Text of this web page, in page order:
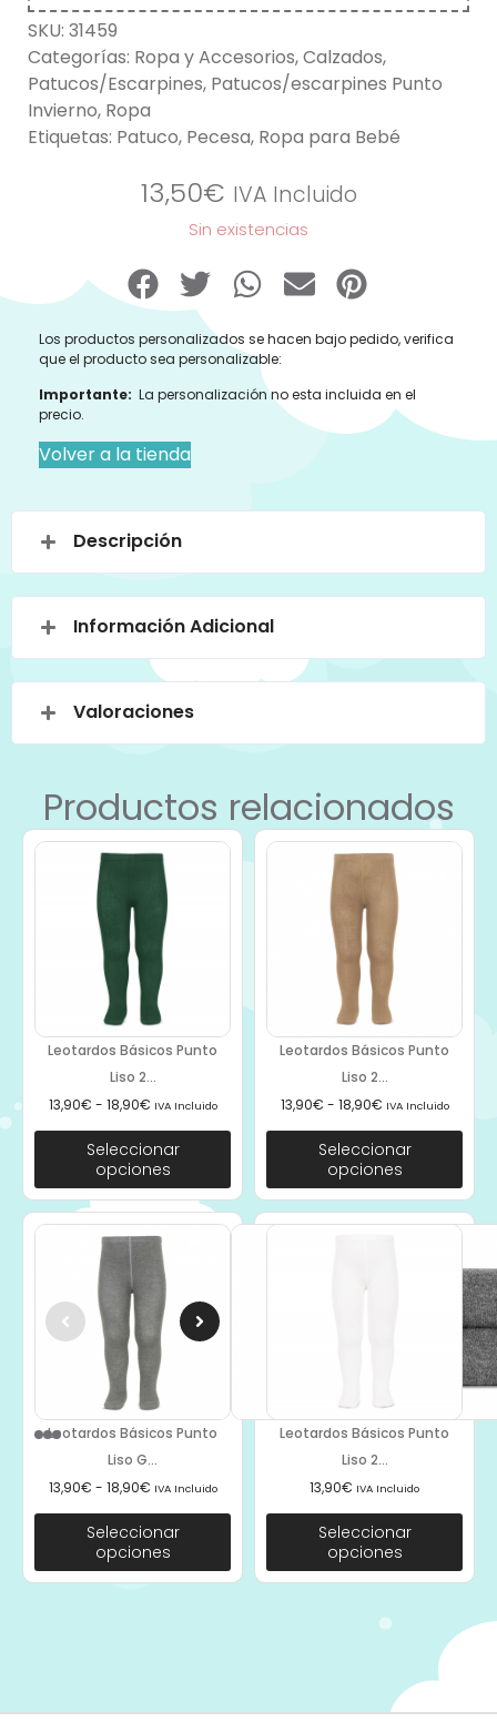
SKU: 31459
Categorías: Ropa y Accesorios,Calzados,
Patucos/Escarpines, Patucos/escarpines Punto
Invierno, Ropa
Etiquetas: Patuco, Pecesa, Ropa para Bebé
13,50€ IVA Incluido
Sin existencias
Los productos personalizados se hacen bajo pedido, verifica
que el producto sea personalizable:
Importante: La personalización no esta incluida en el
precio.
Volver a la tienda
Descripción
Información Adicional
Valoraciones
Productos relacionados
Leotardos Básicos Punto
Liso 2...
13,90€ - 18,90€ IVA Incluido
Seleccionar
opciones
Leotardos Básicos Punto
Liso 2...
13,90€ - 18,90€ IVA Incluido
Seleccionar
opciones
Leotardos Básicos Punto
Liso G...
13,90€ - 18,90€ IVA Incluido
Seleccionar
opciones
Leotardos Básicos Punto
Liso 2...
13,90€ IVA Incluido
Seleccionar
opciones